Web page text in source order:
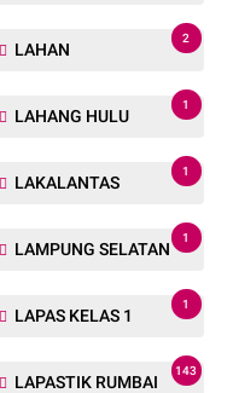
LAHAN
2
LAHANG HULU
1
LAKALANTAS
1
LAMPUNG SELATAN
1
LAPAS KELAS 1
1
LAPASTIK RUMBAI
143